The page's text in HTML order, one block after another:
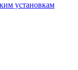
установкам